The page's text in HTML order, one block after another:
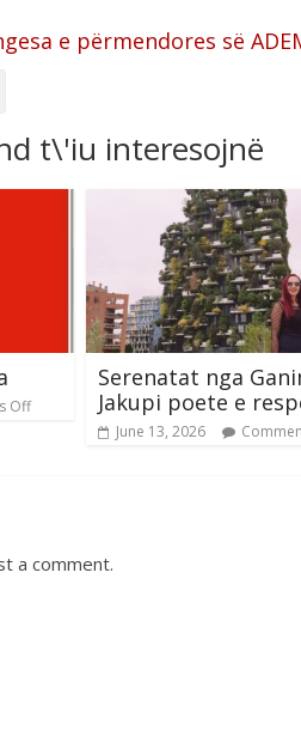
e përmendores së
t\'iu interesojnë
Off
Serenatat nga
Jakupi poete e
June 13, 2026
a comment.